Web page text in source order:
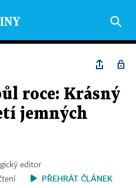
roce: Krásný
jemných
editor
PŘEHRÁT ČLÁNEK